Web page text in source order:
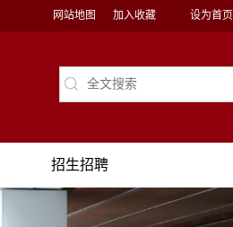
设为首页
加入收藏
网站地图
招生招聘